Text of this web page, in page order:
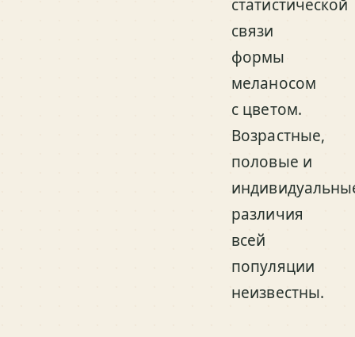
статистической
связи
формы
меланосом
с цветом.
Возрастные,
половые и
различия
всей
популяции
неизвестны.